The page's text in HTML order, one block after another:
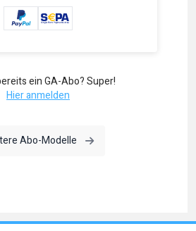
ein GA-Abo? Super!
Hier anmelden
Abo-Modelle